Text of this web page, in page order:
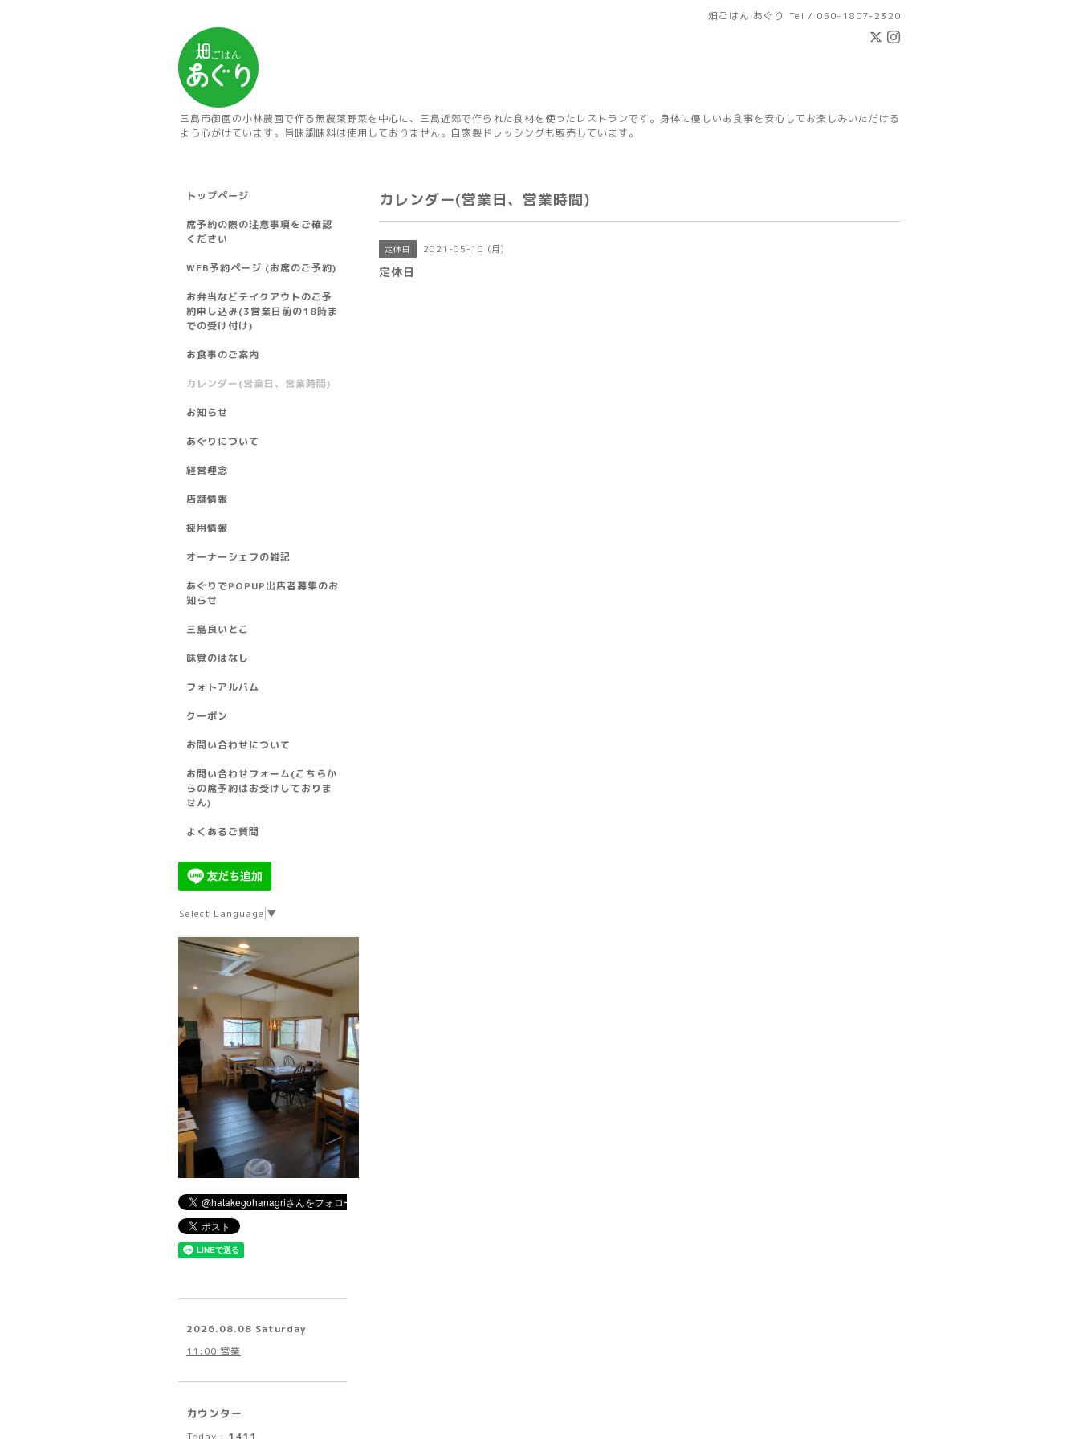
畑ごはん あぐり Tel / 050-1807-2320
三島市御園の小林農園で作る無農薬野菜を中心に、三島近郊で作られた食材を使ったレストランです。身体に優しいお食事を安心してお楽しみいただける
よう心がけています。旨味調味料は使用しておりません。自家製ドレッシングも販売しています。
カレンダー(営業日、営業時間)
定休日 2021-05-10 (月)
定休日
トップページ
席予約の際の注意事項をご確認
ください
WEB予約ページ (お席のご予約)
お弁当などテイクアウトのご予
約申し込み(3営業日前の18時ま
での受け付け)
お食事のご案内
カレンダー(営業日、営業時間)
お知らせ
あぐりについて
経営理念
店舗情報
採用情報
オーナーシェフの雑記
あぐりでPOPUP出店者募集のお
知らせ
三島良いとこ
味覚のはなし
フォトアルバム
クーポン
お問い合わせについて
お問い合わせフォーム(こちらか
らの席予約はお受けしておりま
せん)
よくあるご質問
Select Language ▼
2026.08.08 Saturday
11:00 営業
カウンター
Today : 1411